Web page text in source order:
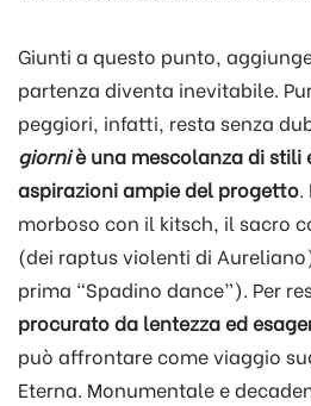
Giunti a questo punto,
partenza diventa inevitabile.
peggiori, infatti, resta senza
giorniè una mescolanza di stili
aspirazioni ampie del progetto.
morboso con il kitsch, il sacro
(dei raptus violenti di
prima “Spadino dance”). Per
procurato da lentezza ed
può affrontare come viaggio
Eterna. Monumentale e